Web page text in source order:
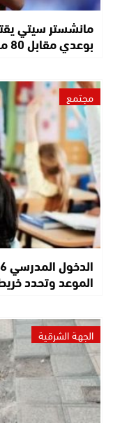
مانشستر سيتي
بوعدي مقابل 80 مليون يورو
مجتمع
الموعد وتحدد
الجهة الشرقية